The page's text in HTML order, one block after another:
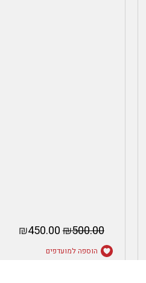
₪500.00
₪450.00
הוספה למועדפים